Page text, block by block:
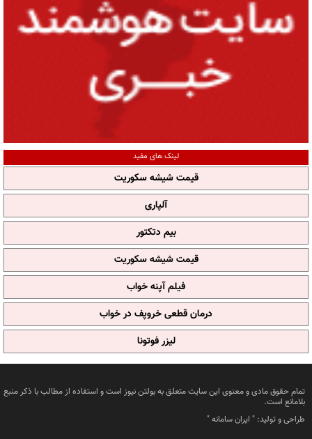
لینک های مفید
قیمت شیشه سکوریت
آلپاری
بیم دتکتور
قیمت شیشه سکوریت
فیلم آپنه خواب
درمان قطعی خروپف در خواب
لیزر فوتونا
تمام حقوق مادی و معنوی این سایت متعلق به بولتن نیوز است و استفاده از مطالب با ذکر منبع
بلامانع است.
طراحی و تولید: " ایران سامانه"